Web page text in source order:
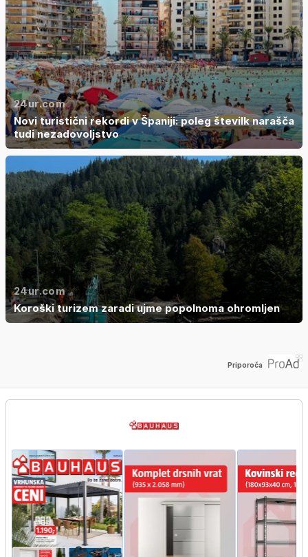
24ur.com
Novi turistični rekordi v Španiji: poleg številk narašča
tudi nezadovoljstvo
24ur.com
Koroški turizem zaradi ujme popolnoma ohromljen
Priporoča